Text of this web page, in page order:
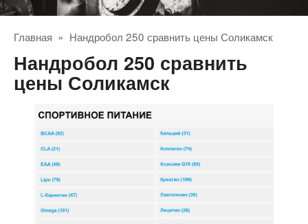
Главная » Нандробол 250 сравнить цены Соликамск
Нандробол 250 сравнить
цены Соликамск